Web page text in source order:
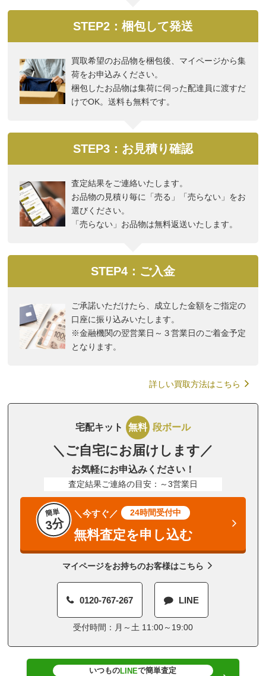
STEP2：梱包して発送
買取希望のお品物を梱包後、マイページから集
荷をお申込みください。
梱包したお品物は集荷に伺った配達員に渡すだ
けでOK。送料も無料です。
STEP3：お見積り確認
査定結果をご連絡いたします。
お品物の見積り毎に「売る」「売らない」をお
選びください。
「売らない」お品物は無料返送いたします。
STEP4：ご入金
ご承諾いただけたら、成立した金額をご指定の
口座に振り込みいたします。
※金融機関の翌営業日～３営業日のご着金予定
となります。
詳しい買取方法はこちら
宅配キット 無料 段ボール
＼ご自宅にお届けします／
お気軽にお申込みください！
査定結果ご連絡の目安：～3営業日
簡単
3分
＼今すぐ／ 24時間受付中
無料査定を申し込む
マイページをお持ちのお客様はこちら
0120-767-267 LINE
受付時間：月～土 11:00～19:00
いつものLINEで簡単査定